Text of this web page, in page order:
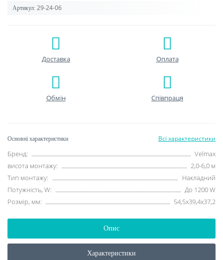
Артикул: 29-24-06
Доставка Оплата
Обмін Співпраця
Основні характеристики Всі характеристики
Бренд:
Velmax
висота монтажу:
2,0-6,0 м
Тип монтажу:
Накладний
Потужність, W:
До 1200 W
Розмір, мм:
54,5x39,4x37,2
Опис
Характеристики